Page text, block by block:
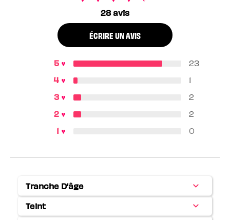
28 avis
ÉCRIRE UN AVIS
23
1
2
2
0
Tranche D'âge
Français
Teint
Français